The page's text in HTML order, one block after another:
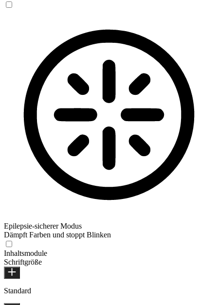
Epilepsie-sicherer Modus
Dämpft Farben und stoppt Blinken
Inhaltsmodule
Schriftgröße
Standard